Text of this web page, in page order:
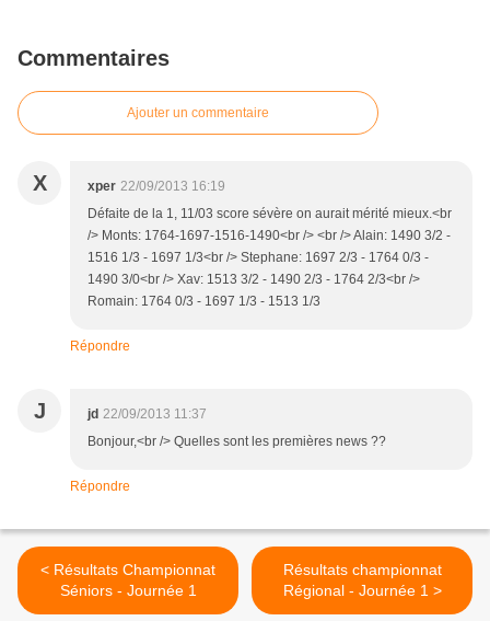
Commentaires
Ajouter un commentaire
X xper 22/09/2013 16:19
Défaite de la 1, 11/03 score sévère on aurait mérité mieux.<br
/> Monts: 1764-1697-1516-1490<br /> <br /> Alain: 1490 3/2 -
1516 1/3 - 1697 1/3<br /> Stephane: 1697 2/3 - 1764 0/3 -
1490 3/0<br /> Xav: 1513 3/2 - 1490 2/3 - 1764 2/3<br />
Romain: 1764 0/3 - 1697 1/3 - 1513 1/3
Répondre
J jd 22/09/2013 11:37
Bonjour,<br /> Quelles sont les premières news ??
Répondre
< Résultats Championnat
Séniors - Journée 1
Résultats championnat
Régional - Journée 1 >